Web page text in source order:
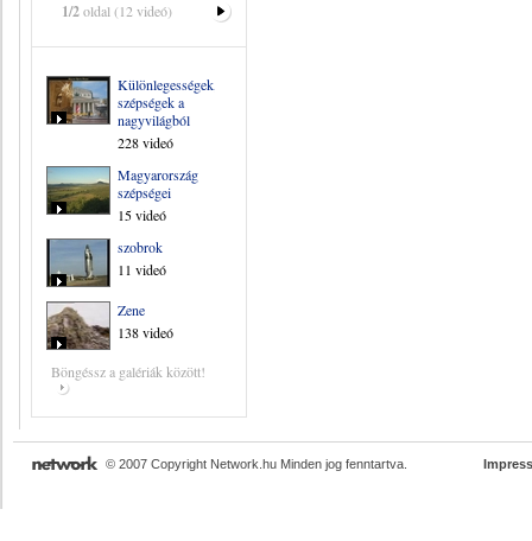
1/2oldal (12 videó)
Különlegességek,
szépségek a
nagyvilágból
228 videó
Magyarország
szépségei
15 videó
szobrok
11 videó
Zene
138 videó
Böngéssz a galériák között!
© 2007 Copyright Network.hu Minden jog fenntartva.